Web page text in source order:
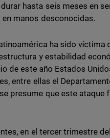
hasta seis meses en
manos desconocidas.
ha sido víctima
y estabilidad
de este año Estados
entre ellas el
presume que este
en el tercer trimestre